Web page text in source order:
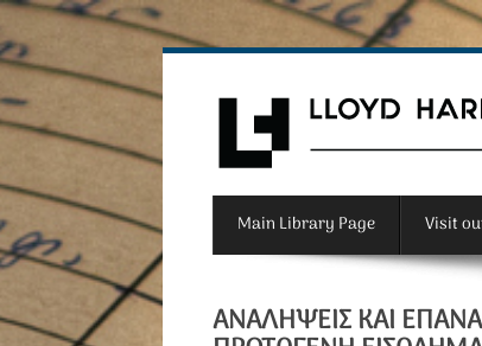
Main Library Page Visit
ΑΝΑΛΉΨΕΙΣ ΚΑΙ